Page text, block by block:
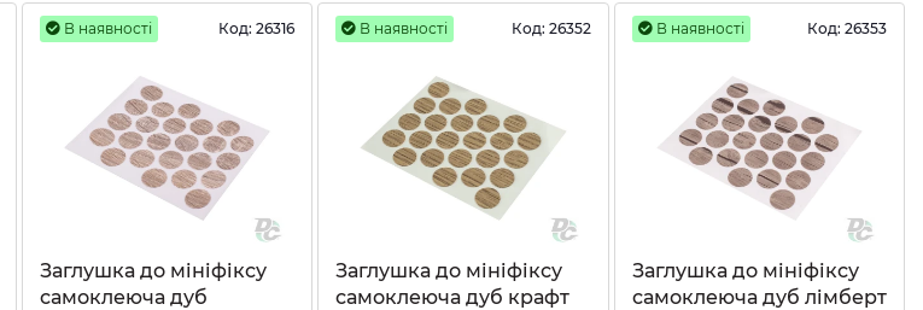
В наявності Код: 26316
Заглушка до мініфіксу
самоклеюча дуб
В наявності Код: 26352
Заглушка до мініфіксу
самоклеюча дуб крафт
В наявності Код: 26353
Заглушка до мініфіксу
самоклеюча дуб лімберт